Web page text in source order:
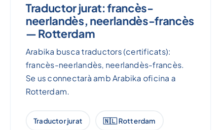
Traductor jurat: francès-
neerlandès, neerlandès-francès
— Rotterdam
Arabika busca traductors (certificats):
francès-neerlandès, neerlandès-francès.
Se us connectarà amb Arabika oficina a
Rotterdam.
Traductor jurat 🇳🇱 Rotterdam